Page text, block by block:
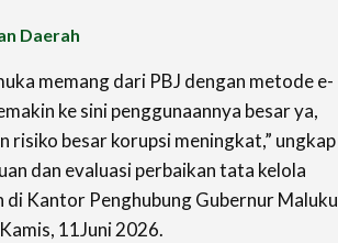
Daerah
memang dari PBJ dengan metode e-
ke sini penggunaannya besar ya,
risiko besar korupsi meningkat,” ungkap
dan evaluasi perbaikan tata kelola
di Kantor Penghubung Gubernur Maluku
11Juni 2026.